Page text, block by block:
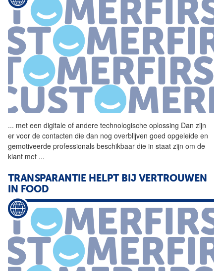
... met een digitale of andere technologische oplossing Dan zijn
er voor de contacten die dan nog overblijven goed opgeleide en
gemotiveerde professionals beschikbaar die in staat zijn om de
klant met ...
TRANSPARANTIE HELPT BIJ VERTROUWEN
IN FOOD